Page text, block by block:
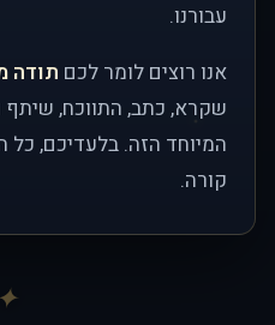
עבורנו.
אנו רוצים לומר לכם תודה
שקרא, כתב, התווכח, שיתף
המיוחד הזה. בלעדיכם,
קורה.